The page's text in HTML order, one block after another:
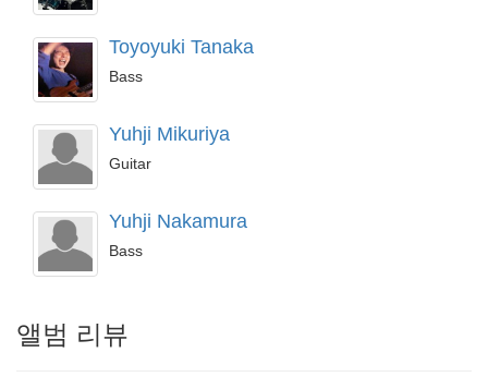
Toyoyuki Tanaka
Bass
Yuhji Mikuriya
Guitar
Yuhji Nakamura
Bass
앨범 리뷰